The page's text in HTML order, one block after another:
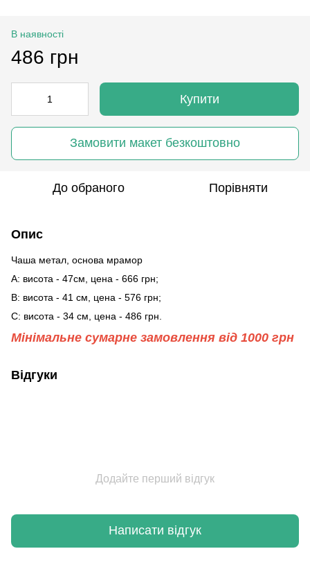
В наявності
486 грн
Купити
Замовити макет безкоштовно
До обраного Порівняти
Опис
Чаша метал, основа мрамор
А: висота - 47см, цена - 666 грн;
В: висота - 41 см, цена - 576 грн;
С: висота - 34 см, цена - 486 грн.
Мінімальне сумарне замовлення від 1000 грн
Відгуки
Додайте перший відгук
Написати відгук